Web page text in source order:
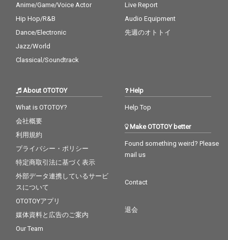
Anime/Game/Voice Actor
Hip Hop/R&B
Dance/Electronic
Jazz/World
Classical/Soundtrack
Live Report
Audio Equipment
先週のオトトイ
About OTOTOY
What is OTOTOY?
会社概要
利用規約
プライバシー・ポリシー
特定商取引法に基づく表示
外部データ連携しているサービ
スについて
OTOTOYアプリ
媒体資料と広告のご案内
Our Team
Help
Help Top
Make OTOTOY better
Found something weird? Please
mail us
Contact
退会